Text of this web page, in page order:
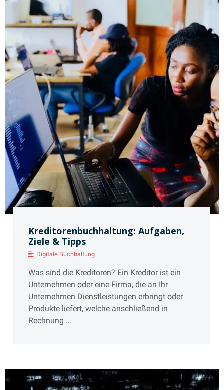
Kreditorenbuchhaltung: Aufgaben,
Ziele & Tipps
Digitale Buchhaltung
Was sind die Kreditoren? Ein Kreditor ist ein
Unternehmen oder eine Firma, die an Ihr
Unternehmen Dienstleistungen erbringt oder
Produkte liefert, welche anschließend in
Rechnung ...